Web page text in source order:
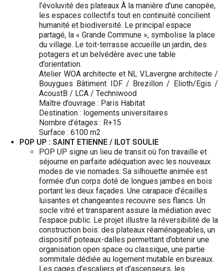
l’évoluvité des plateaux À la manière d’une canopée,
les espaces collectifs tout en continuité concilient
humanité et biodiversité. Le principal espace
partagé, la « Grande Commune », symbolise la place
du village. Le toit-terrasse accueille un jardin, des
potagers et un belvédère avec une table
d’orientation.
Atelier WOA architecte et NL V.Lavergne architecte /
Bouygues Bâtiment IDF / Brezillon / Elioth/Egis /
AcoustB / LCA / Techniwood
Maître d’ouvrage : Paris Habitat
Destination : logements universitaires
Nombre d’étages : R+15
Surface : 6100 m2
POP UP : SAINT ETIENNE / ILOT SOULIE
POP UP signe un lieu de transit où l’on travaille et
séjourne en parfaite adéquation avec les nouveaux
modes de vie nomades. Sa silhouette animée est
formée d’un corps doté de longues jambes en bois
portant les deux façades. Une carapace d’écailles
luisantes et changeantes recouvre ses flancs. Un
socle vitré et transparent assure la médiation avec
l’espace public. Le projet illustre la réversibilité de la
construction bois: des plateaux réaménageables, un
dispositif poteaux-dalles permettant d’obtenir une
organisation open space ou classique, une partie
sommitale dédiée au logement mutable en bureaux.
Les cages d’escaliers et d’ascenseurs, les